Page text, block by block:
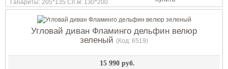
Габариты: 205*135 Сп.м: 130*200
Угловай диван Фламинго дельфин велюр
зеленый (Код: 6519)
15 990 руб.